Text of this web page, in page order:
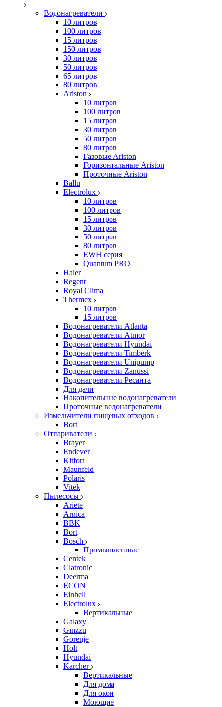
Водонагреватели
10 литров
100 литров
15 литров
150 литров
30 литров
50 литров
65 литров
80 литров
Ariston
10 литров
100 литров
15 литров
30 литров
50 литров
80 литров
Газовые Ariston
Горизонтальные Ariston
Проточные Ariston
Ballu
Electrolux
10 литров
100 литров
15 литров
30 литров
50 литров
80 литров
EWH серия
Quantum PRO
Haier
Regent
Royal Clima
Thermex
10 литров
15 литров
Водонагреватели Atlanta
Водонагреватели Atmor
Водонагреватели Hyundai
Водонагреватели Timberk
Водонагреватели Unipump
Водонагреватели Zanussi
Водонагреватели Ресанта
Для дачи
Накопительные водонагреватели
Проточные водонагреватели
Измельчители пищевых отходов
Bort
Отпариватели
Brayer
Endever
Kitfort
Maunfeld
Polaris
Vitek
Пылесосы
Ariete
Arnica
BBK
Bort
Bosch
Промышленные
Centek
Clatronic
Deerma
ECON
Einhell
Electrolux
Вертикальные
Galaxy
Ginzzu
Gorenje
Holt
Hyundai
Karcher
Вертикальные
Для дома
Для окон
Моющие